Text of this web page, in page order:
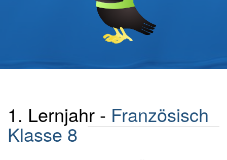
1. Lernjahr - Französisch
Klasse 8